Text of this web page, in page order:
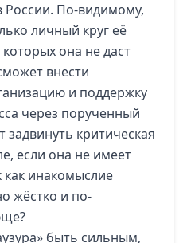
России. По-видимому,
личный круг её
она не даст
внести
и поддержку
через порученный
критическая
если она не имеет
как инакомыслие
жёстко и по-
быть сильным,